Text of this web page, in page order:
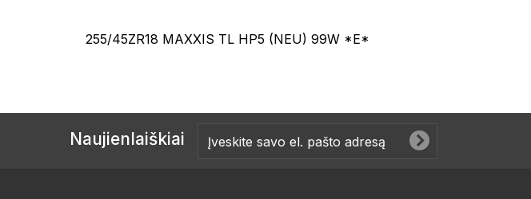
255/45ZR18 MAXXIS TL HP5 (NEU) 99W *E*
Naujienlaiškiai